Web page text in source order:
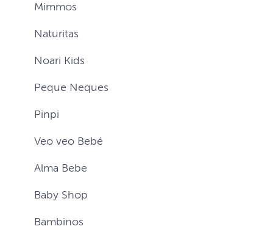
Mimmos
Naturitas
Noari Kids
Peque Neques
Pinpi
Veo veo Bebé
Alma Bebe
Baby Shop
Bambinos